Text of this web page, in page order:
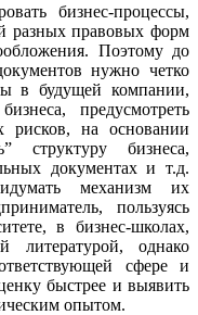
бизнес-процессы,
разных правовых форм
Поэтому до
нужно четко
в будущей компании,
предусмотреть
рисков, на основании
структуру бизнеса,
документах и т.д.
механизм их
пользуясь
в бизнес-школах,
литературой, однако
сфере и
быстрее и выявить
опытом.